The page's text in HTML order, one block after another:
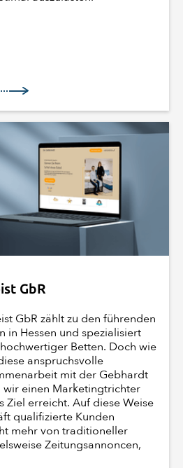
GbR
GbR zählt zu den führenden
in Hessen und spezialisiert
Betten. Doch wie
anspruchsvolle
mit der Gebhardt
wir einen Marketingtrichter
Ziel erreicht. Auf diese Weise
qualifizierte Kunden
mehr von traditioneller
Zeitungsannoncen,